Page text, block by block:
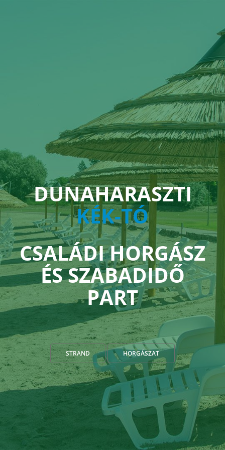
DUNAHARASZTI
KÉK-TÓ
CSALÁDI HORGÁSZ
ÉS SZABADIDŐ
PART
STRAND HORGÁSZAT